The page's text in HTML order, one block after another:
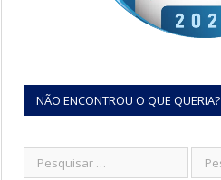
NÃO ENCONTROU O QUE QUERIA?